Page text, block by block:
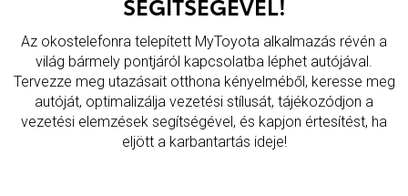
Az okostelefonra telepített MyToyota alkalmazás révén a
világ bármely pontjáról kapcsolatba léphet autójával.
Tervezze meg utazásait otthona kényelméből, keresse meg
autóját, optimalizálja vezetési stílusát, tájékozódjon a
vezetési elemzések segítségével, és kapjon értesítést, ha
eljött a karbantartás ideje!